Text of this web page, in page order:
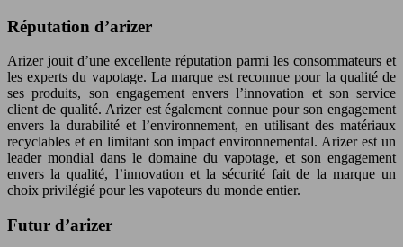
Réputation d’arizer
Arizer jouit d’une excellente réputation parmi les consommateurs et
les experts du vapotage. La marque est reconnue pour la qualité de
ses produits, son engagement envers l’innovation et son service
client de qualité. Arizer est également connue pour son engagement
envers la durabilité et l’environnement, en utilisant des matériaux
recyclables et en limitant son impact environnemental. Arizer est un
leader mondial dans le domaine du vapotage, et son engagement
envers la qualité, l’innovation et la sécurité fait de la marque un
choix privilégié pour les vapoteurs du monde entier.
Futur d’arizer